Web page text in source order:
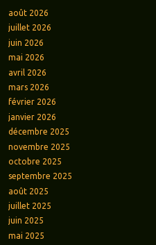
août 2026
juillet 2026
juin 2026
mai 2026
avril 2026
mars 2026
février 2026
janvier 2026
décembre 2025
novembre 2025
octobre 2025
septembre 2025
août 2025
juillet 2025
juin 2025
mai 2025